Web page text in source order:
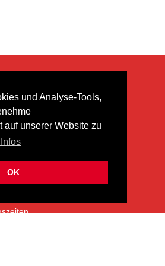
und Analyse-Tools,
auf unserer Website zu
OK
UNS